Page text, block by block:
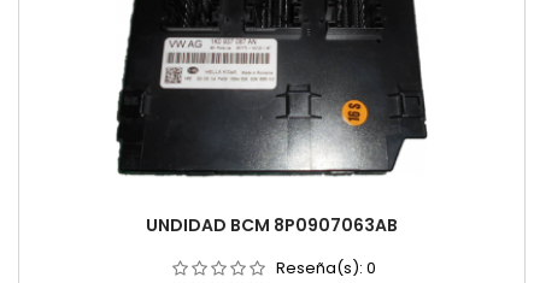
UNDIDAD BCM 8P0907063AB
Reseña(s): 0